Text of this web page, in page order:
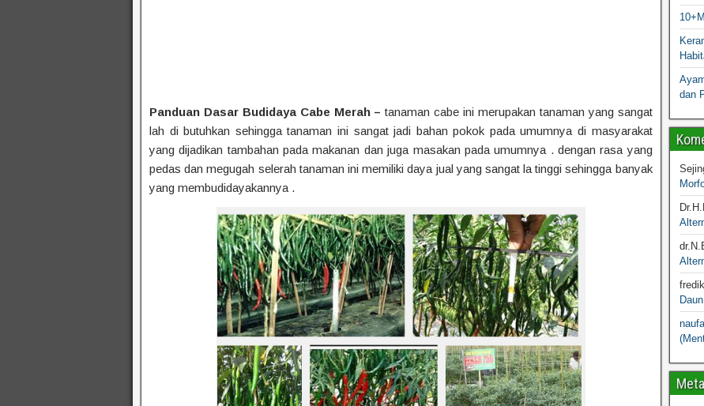
Panduan Dasar Budidaya Cabe Merah – tanaman cabe ini merupakan tanaman yang sangat
lah di butuhkan sehingga tanaman ini sangat jadi bahan pokok pada umumnya di masyarakat
yang dijadikan tambahan pada makanan dan juga masakan pada umumnya . dengan rasa yang
pedas dan megugah selerah tanaman ini memiliki daya jual yang sangat la tinggi sehingga banyak
yang membudidayakannya .
dan
Meta